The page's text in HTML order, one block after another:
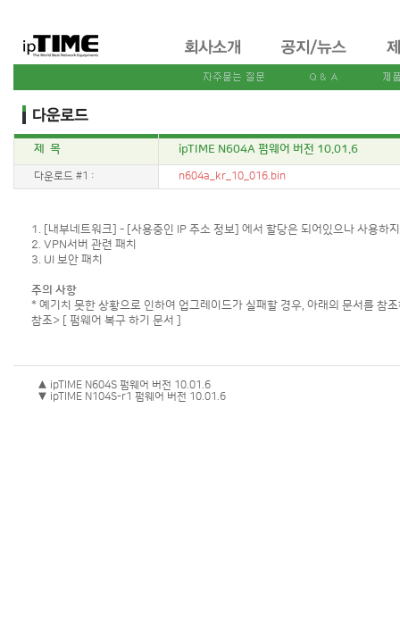
제 목 ipTIME N604A 펌웨어 버전 10.01.6
다운로드 #1 : n604a_kr_10_016.bin
1. [내부네트워크] - [사용중인 IP 주소 정보] 에서 할당은 되어있으나 사용하
2. VPN서버 관련 패치
3. UI 보안 패치
주의 사항
* 예기치 못한 상황으로 인하여 업그레이드가 실패할 경우, 아래의 문서를 참
참조>
[ 펌웨어 복구 하기 문서 ]
▲ ipTIME N604S 펌웨어 버전 10.01.6
▼ ipTIME N104S-r1 펌웨어 버전 10.01.6